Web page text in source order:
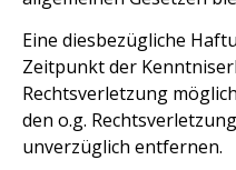
Eine diesbezügliche
Zeitpunkt der
Rechtsverletzung
den o.g.
unverzüglich entfernen.